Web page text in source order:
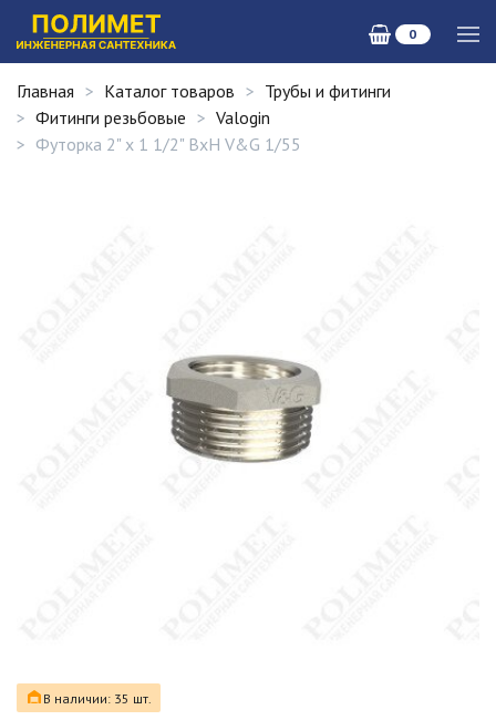
0
Главная Каталог товаров
Трубы и фитинги
Фитинги резьбовые
Valogin
Футорка 2" х 1 1/2" ВхН V&G 1/55
В наличии: 35 шт.